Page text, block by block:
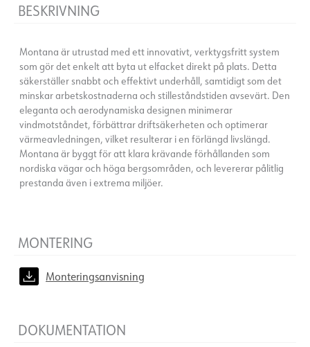
BESKRIVNING
Montana är utrustad med ett innovativt, verktygsfritt system
som gör det enkelt att byta ut elfacket direkt på plats. Detta
säkerställer snabbt och effektivt underhåll, samtidigt som det
minskar arbetskostnaderna och stilleståndstiden avsevärt. Den
eleganta och aerodynamiska designen minimerar
vindmotståndet, förbättrar driftsäkerheten och optimerar
värmeavledningen, vilket resulterar i en förlängd livslängd.
Montana är byggt för att klara krävande förhållanden som
nordiska vägar och höga bergsområden, och levererar pålitlig
prestanda även i extrema miljöer.
MONTERING
Monteringsanvisning
DOKUMENTATION